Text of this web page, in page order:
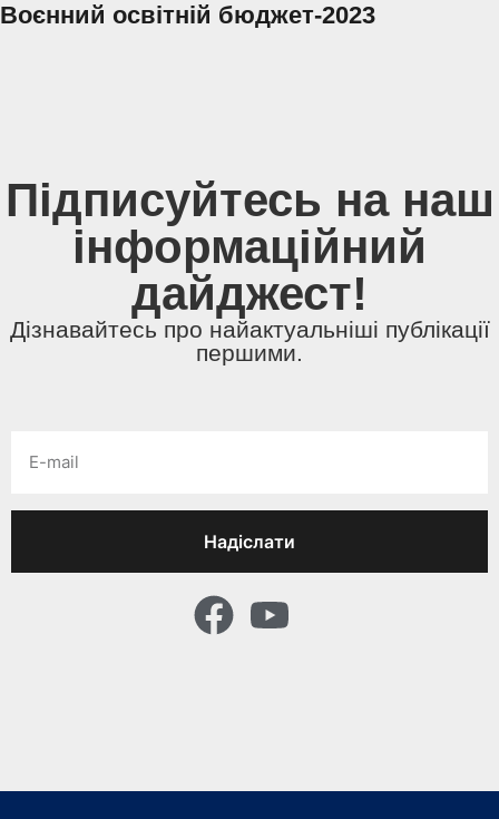
Воєнний освітній бюджет-2023
Підписуйтесь на наш
інформаційний
дайджест!
Дізнавайтесь про найактуальніші публікації
першими.
Надіслати